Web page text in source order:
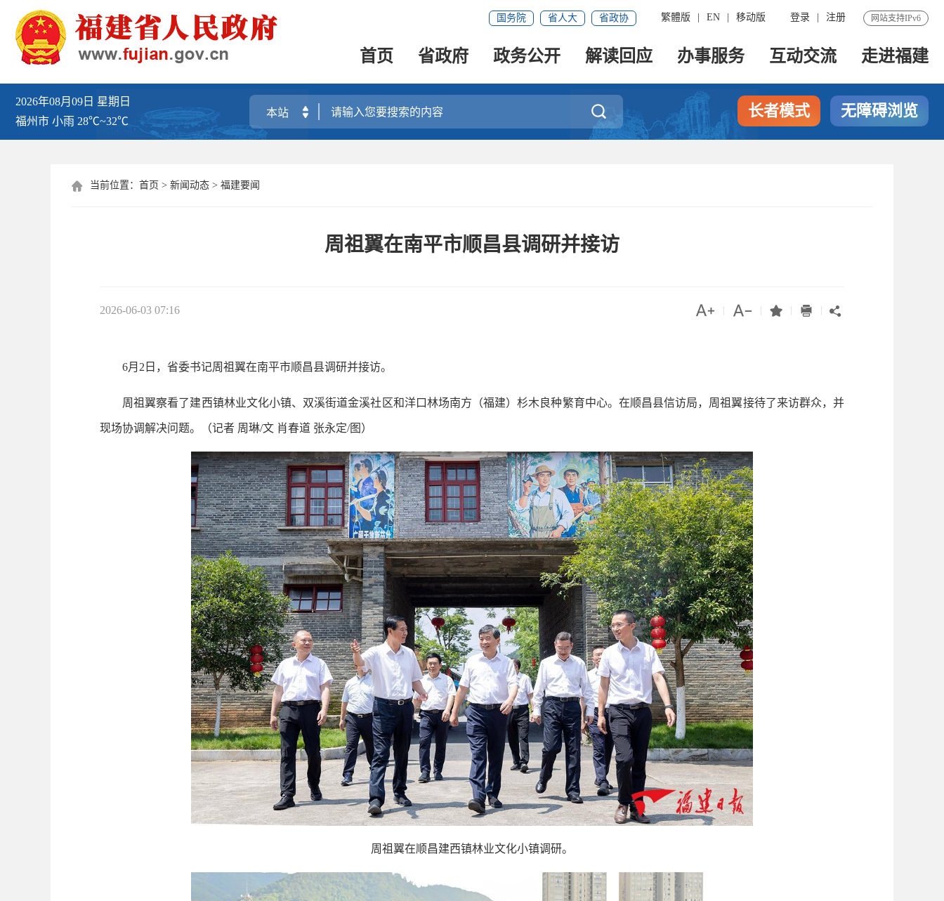
网站支持IPv6
登录 注册
繁體版 EN 移动版
国务院 省人大 省政协
首页 省政府 政务公开 解读回应 办事服务 互动交流 走进福建
2026年08月09日 星期日
福州市 小雨 28℃~32℃
 长者模式 无障碍浏览
 当前位置： 首页 > 新闻动态 > 福建要闻
周祖翼在南平市顺昌县调研并接访
2026-06-03 07:16     
6月2日，省委书记周祖翼在南平市顺昌县调研并接访。
周祖翼察看了建西镇林业文化小镇、双溪街道金溪社区和洋口林场南方（福建）杉木良种繁育中心。在顺昌县信访局，周祖翼接待了来访群众，并
现场协调解决问题。（记者 周琳/文 肖春道 张永定/图）
周祖翼在顺昌建西镇林业文化小镇调研。